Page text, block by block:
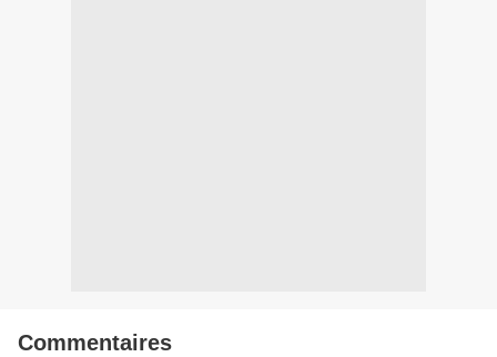
Commentaires